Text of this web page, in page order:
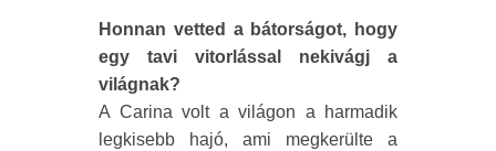
Honnan vetted a bátorságot, hogy
egy tavi vitorlással nekivágj a
világnak?
A Carina volt a világon a harmadik
legkisebb hajó, ami megkerülte a